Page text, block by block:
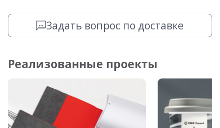
Задать вопрос по доставке
Реализованные проекты